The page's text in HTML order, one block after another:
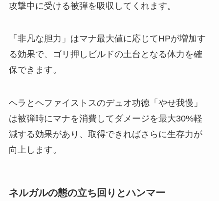
攻撃中に受ける被弾を吸収してくれます。
「非凡な胆力」はマナ最大値に応じてHPが増加す
る効果で、ゴリ押しビルドの土台となる体力を確
保できます。
ヘラとヘファイストスのデュオ功徳「やせ我慢」
は被弾時にマナを消費してダメージを最大30%軽
減する効果があり、取得できればさらに生存力が
向上します。
ネルガルの態の立ち回りとハンマー